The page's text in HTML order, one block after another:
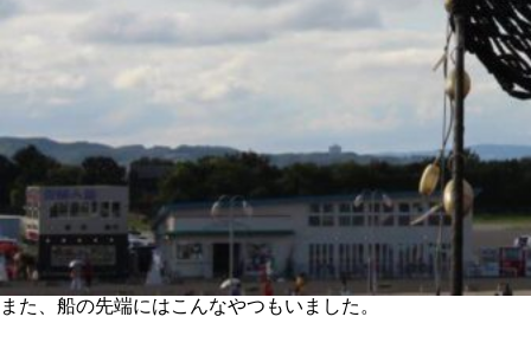
また、船の先端にはこんなやつもいました。